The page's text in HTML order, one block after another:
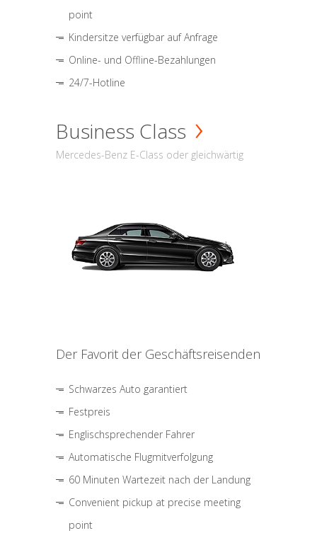
point
Kindersitze verfügbar auf Anfrage
Online- und Offline-Bezahlungen
24/7-Hotline
Business Class
Mercedes-Benz E-Class oder gleichwärtig
Der Favorit der Geschäftsreisenden
Schwarzes Auto garantiert
Festpreis
Englischsprechender Fahrer
Automatische Flugmitverfolgung
60 Minuten Wartezeit nach der Landung
Convenient pickup at precise meeting
point